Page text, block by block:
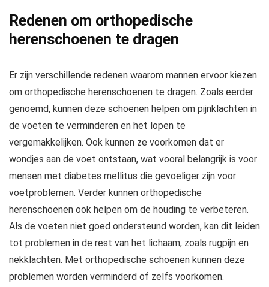
Redenen om orthopedische
herenschoenen te dragen
Er zijn verschillende redenen waarom mannen ervoor kiezen
om orthopedische herenschoenen te dragen. Zoals eerder
genoemd, kunnen deze schoenen helpen om pijnklachten in
de voeten te verminderen en het lopen te
vergemakkelijken. Ook kunnen ze voorkomen dat er
wondjes aan de voet ontstaan, wat vooral belangrijk is voor
mensen met diabetes mellitus die gevoeliger zijn voor
voetproblemen. Verder kunnen orthopedische
herenschoenen ook helpen om de houding te verbeteren.
Als de voeten niet goed ondersteund worden, kan dit leiden
tot problemen in de rest van het lichaam, zoals rugpijn en
nekklachten. Met orthopedische schoenen kunnen deze
problemen worden verminderd of zelfs voorkomen.